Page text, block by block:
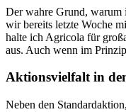
Der wahre Grund, warum
wir bereits letzte Woche
halte ich Agricola für
aus. Auch wenn im
Aktionsvielfalt in
Neben den